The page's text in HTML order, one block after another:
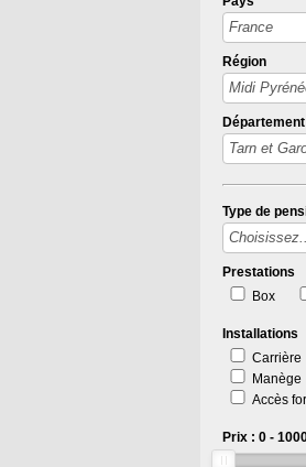
Région
Département
Type de
Prestations
Box
Installations
Carrière
Manège
Accès
Prix : 0 -